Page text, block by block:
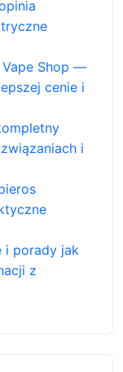
Vape Shop —
cenie i
i
i porady jak
z